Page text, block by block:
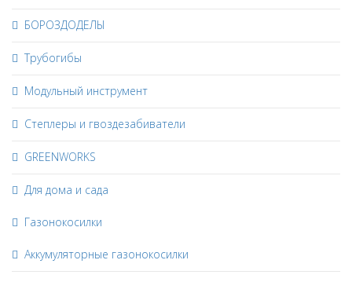
БОРОЗДОДЕЛЫ
Трубогибы
Модульный инструмент
Степлеры и гвоздезабиватели
GREENWORKS
Для дома и сада
Газонокосилки
Аккумуляторные газонокосилки